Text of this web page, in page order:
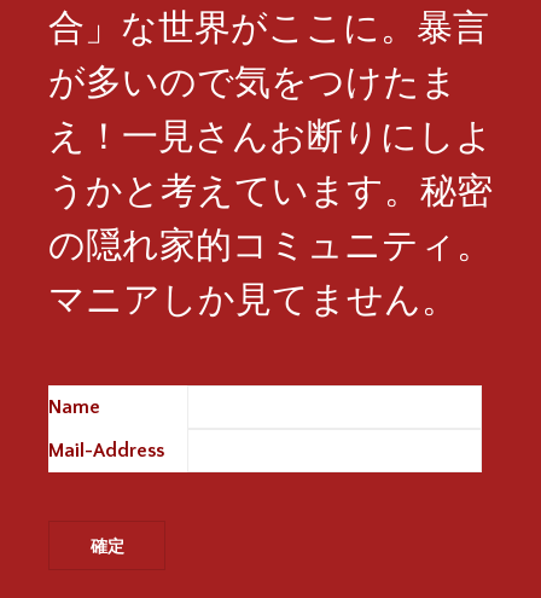
合」な世界がここに。暴言
が多いので気をつけたま
え！一見さんお断りにしよ
うかと考えています。秘密
の隠れ家的コミュニティ。
マニアしか見てません。
Name
Mail-Address